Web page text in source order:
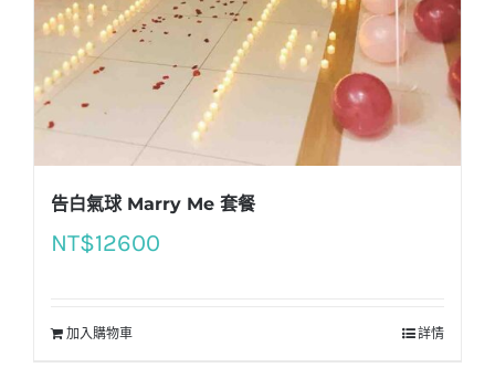
告白氣球 Marry Me 套餐
NT$12600
加入購物車 詳情